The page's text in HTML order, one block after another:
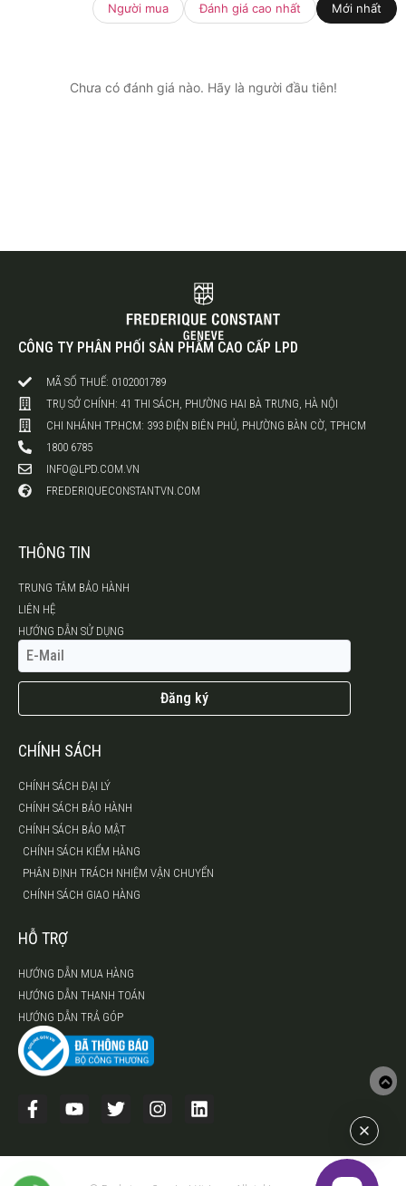
Người mua Đánh giá cao nhất Mới nhất
Chưa có đánh giá nào. Hãy là người đầu tiên!
CÔNG TY PHÂN PHỐI SẢN PHẨM CAO CẤP LPD
MÃ SỐ THUẾ: 0102001789
TRỤ SỞ CHÍNH: 41 THI SÁCH, PHƯỜNG HAI BÀ TRƯNG, HÀ NỘI
CHI NHÁNH TP.HCM: 393 ĐIỆN BIÊN PHỦ, PHƯỜNG BÀN CỜ, TPHCM
1800 6785
INFO@LPD.COM.VN
FREDERIQUECONSTANTVN.COM
THÔNG TIN
TRUNG TÂM BẢO HÀNH
LIÊN HỆ
HƯỚNG DẪN SỬ DỤNG
Đăng ký
CHÍNH SÁCH
CHÍNH SÁCH ĐẠI LÝ
CHÍNH SÁCH BẢO HÀNH
CHÍNH SÁCH BẢO MẬT
CHÍNH SÁCH KIỂM HÀNG
PHÂN ĐỊNH TRÁCH NHIỆM VẬN CHUYỂN
CHÍNH SÁCH GIAO HÀNG
HỖ TRỢ
HƯỚNG DẪN MUA HÀNG
HƯỚNG DẪN THANH TOÁN
HƯỚNG DẪN TRẢ GÓP